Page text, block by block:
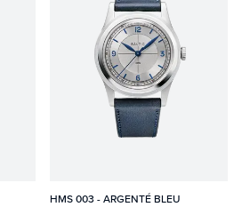
HMS 003 - ARGENTÉ BLEU